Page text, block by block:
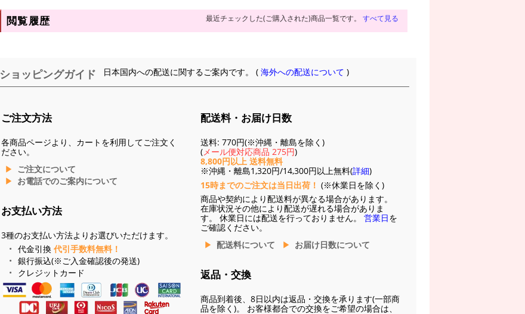
閲覧履歴 最近チェックした(ご購入された)商品一覧です。 すべて見る
ショッピングガイド 日本国内への配送に関するご案内です。 (海外への配送について )
ご注文方法
各商品ページより、カートを利用してご注文く
ださい。
ご注文について
お電話でのご案内について
お支払い方法
3種のお支払い方法よりお選びいただけます。
代金引換 代引手数料無料！
銀行振込(※ご入金確認後の発送)
クレジットカード
配送料・お届け日数
送料: 770円(※沖縄・離島を除く)
(メール便対応商品 275円)
8,800円以上 送料無料
※沖縄・離島1,320円/14,300円以上無料(詳細)
15時までのご注文は当日出荷！ (※休業日を除く)
商品や契約により配送料が異なる場合があります。
在庫状況その他により配送が遅れる場合がありま
す。 休業日には配送を行っておりません。 営業日を
ご確認ください。
配送料について
お届け日数について
返品・交換
商品到着後、8日以内は返品・交換を承ります(一部商
品を除く)。 お客様都合での交換をご希望の場合は、